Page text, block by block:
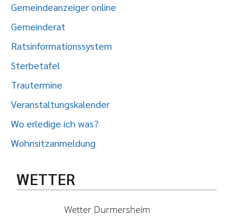
Gemeindeanzeiger online
Gemeinderat
Ratsinformationssystem
Sterbetafel
Trautermine
Veranstaltungskalender
Wo erledige ich was?
Wohnsitzanmeldung
WETTER
Wetter Durmersheim